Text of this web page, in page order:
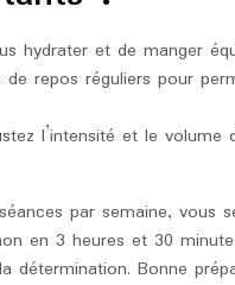
hydrater et de manger
repos réguliers pour
l’intensité et le volume
par semaine, vous
en 3 heures et 30
détermination. Bonne